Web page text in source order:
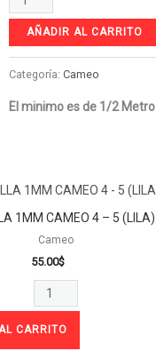
AÑADIR AL CARRITO
Categoría: Cameo
El minimo es de 1/2 Metro
1MM CAMEO 4 – 5 (LILA)
Cameo
55.00$
CUCHILLA
1MM
CAMEO
4
-
5
(LILA)
cantidad
CARRITO